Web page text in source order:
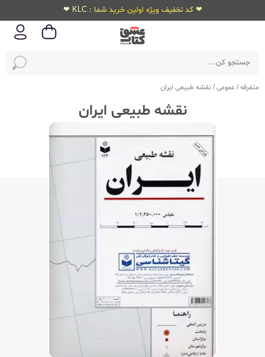
❤ کد تخفیف ویژه اولین خرید شما : KLC ❤
متفرقه/ عمومی/نقشه طبیعی ایران
نقشه طبیعی ایران